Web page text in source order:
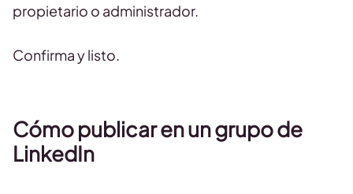
propietario o administrador.
Confirma y listo.
Cómo publicar en un grupo de
LinkedIn